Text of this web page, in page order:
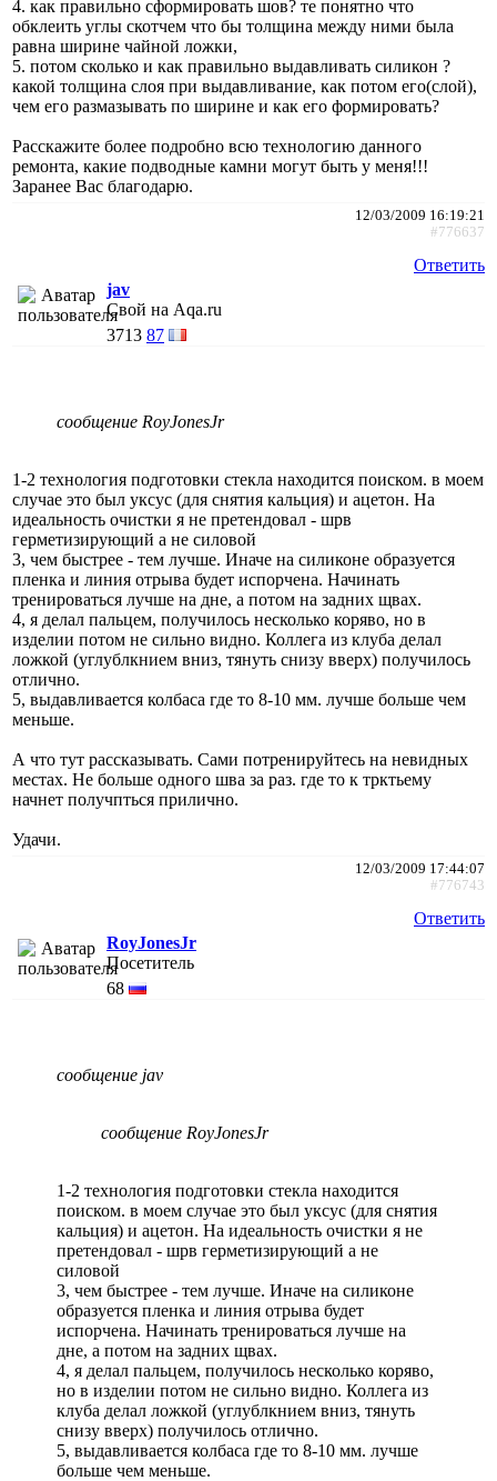
4. как правильно сформировать шов? те понятно что
обклеить углы скотчем что бы толщина между ними была
равна ширине чайной ложки,
5. потом сколько и как правильно выдавливать силикон ?
какой толщина слоя при выдавливание, как потом его(слой),
чем его размазывать по ширине и как его формировать?
Расскажите более подробно всю технологию данного
ремонта, какие подводные камни могут быть у меня!!!
Заранее Вас благодарю.
12/03/2009 16:19:21
#776637
Ответить
jav
Свой на Aqa.ru
3713 87
сообщение RoyJonesJr
1-2 технология подготовки стекла находится поиском. в моем
случае это был уксус (для снятия кальция) и ацетон. На
идеальность очистки я не претендовал - шрв
герметизирующий а не силовой
3, чем быстрее - тем лучше. Иначе на силиконе образуется
пленка и линия отрыва будет испорчена. Начинать
тренироваться лучше на дне, а потом на задних щвах.
4, я делал пальцем, получилось несколько коряво, но в
изделии потом не сильно видно. Коллега из клуба делал
ложкой (углублкнием вниз, тянуть снизу вверх) получилось
отлично.
5, выдавливается колбаса где то 8-10 мм. лучше больше чем
меньше.
А что тут рассказывать. Сами потренируйтесь на невидных
местах. Не больше одного шва за раз. где то к трктьему
начнет получпться прилично.
Удачи.
12/03/2009 17:44:07
#776743
Ответить
RoyJonesJr
Посетитель
68
сообщение jav
сообщение RoyJonesJr
1-2 технология подготовки стекла находится
поиском. в моем случае это был уксус (для снятия
кальция) и ацетон. На идеальность очистки я не
претендовал - шрв герметизирующий а не
силовой
3, чем быстрее - тем лучше. Иначе на силиконе
образуется пленка и линия отрыва будет
испорчена. Начинать тренироваться лучше на
дне, а потом на задних щвах.
4, я делал пальцем, получилось несколько коряво,
но в изделии потом не сильно видно. Коллега из
клуба делал ложкой (углублкнием вниз, тянуть
снизу вверх) получилось отлично.
5, выдавливается колбаса где то 8-10 мм. лучше
больше чем меньше.